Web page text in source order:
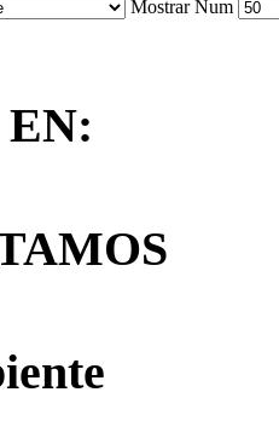
Mostrar Num